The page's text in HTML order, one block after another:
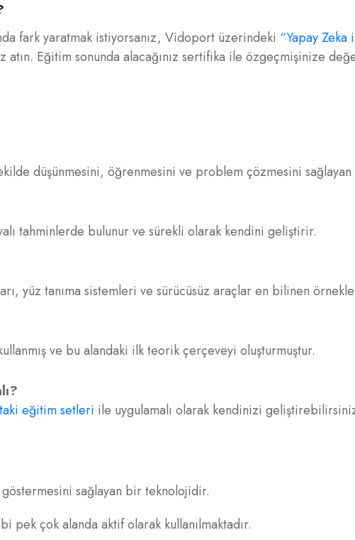
fark yaratmak istiyorsanız, Vidoport üzerindeki “Yapay Zeka
atın. Eğitim sonunda alacağınız sertifika ile özgeçmişinize
düşünmesini, öğrenmesini ve problem çözmesini
tahminlerde bulunur ve sürekli olarak kendini geliştirir.
yüz tanıma sistemleri ve sürücüsüz araçlar en bilinen
ve bu alandaki ilk teorik çerçeveyi oluşturmuştur.
eğitim setleri ile uygulamalı olarak kendinizi
sağlayan bir teknolojidir.
pek çok alanda aktif olarak kullanılmaktadır.